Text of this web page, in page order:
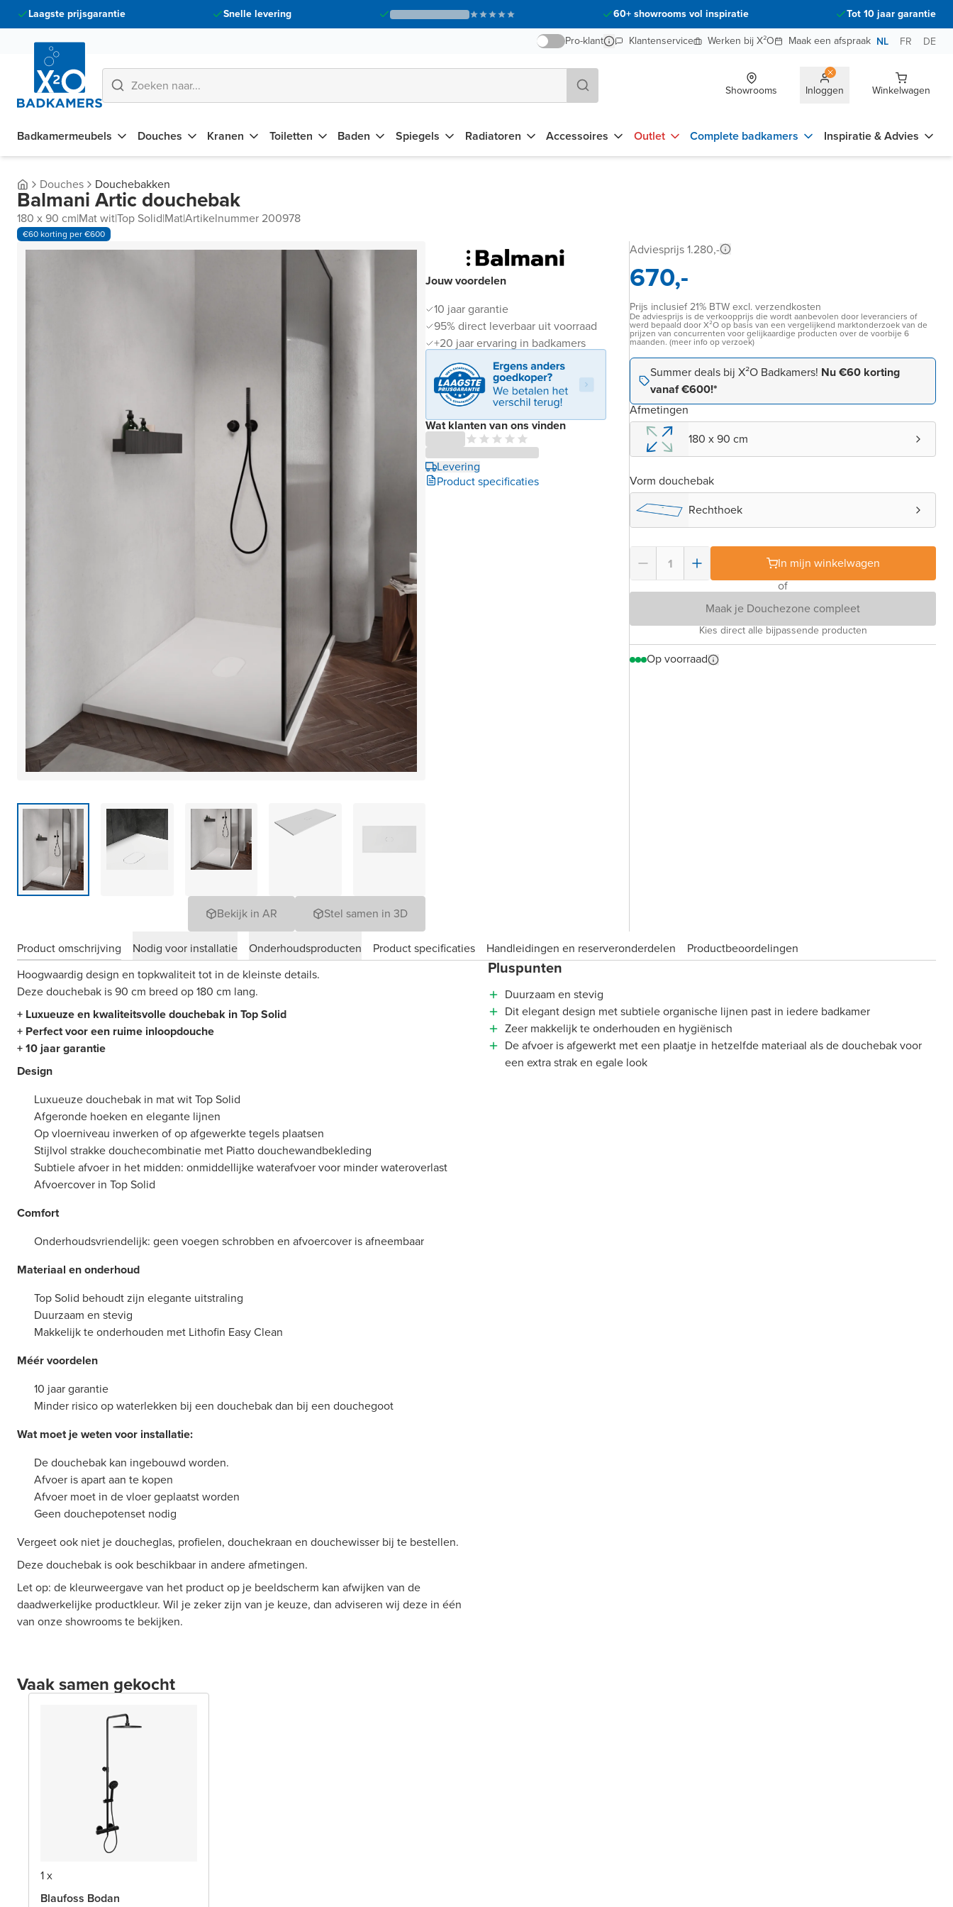
Laagste prijsgarantie Snelle levering 60+ showrooms vol inspiratie
Tot 10 jaar garantie
Pro-klant
Klantenservice Werken bij X²O Maak een afspraak NL FR DE
Showrooms Inloggen Winkelwagen
Badkamermeubels Douches Kranen Toiletten Baden Spiegels Radiatoren Accessoires Outlet Complete badkamers Inspiratie & Advies
Douches Douchebakken
Balmani Artic douchebak
180 x 90 cm|Mat wit|Top Solid|Mat|Artikelnummer 200978
€60 korting per €600
Bekijk in AR Stel samen in 3D
Jouw voordelen
10 jaar garantie
95% direct leverbaar uit voorraad
+20 jaar ervaring in badkamers
Wat klanten van ons vinden
Levering
Product specificaties
Adviesprijs 1.280,-
670,-
Prijs inclusief 21% BTW excl. verzendkosten
De adviesprijs is de verkoopprijs die wordt aanbevolen door leveranciers of
werd bepaald door X²O op basis van een vergelijkend marktonderzoek van de
prijzen van concurrenten voor gelijkaardige producten over de voorbije 6
maanden. (meer info op verzoek)
Summer deals bij X²O Badkamers! Nu €60 korting
vanaf €600!*
Afmetingen
180 x 90 cm
Vorm douchebak
Rechthoek
In mijn winkelwagen
of
Maak je Douchezone compleet
Kies direct alle bijpassende producten
Op voorraad
Product omschrijving Nodig voor installatie Onderhoudsproducten Product specificaties Handleidingen en reserveronderdelen
Product­beoordelingen
Hoogwaardig design en topkwaliteit tot in de kleinste details.
Deze douchebak is 90 cm breed op 180 cm lang.
+ Luxueuze en kwaliteitsvolle douchebak in Top Solid
+ Perfect voor een ruime inloopdouche
+ 10 jaar garantie
Design
Luxueuze douchebak in mat wit Top Solid
Afgeronde hoeken en elegante lijnen
Op vloerniveau inwerken of op afgewerkte tegels plaatsen
Stijlvol strakke douchecombinatie met Piatto douchewandbekleding
Subtiele afvoer in het midden: onmiddellijke waterafvoer voor minder wateroverlast
Afvoercover in Top Solid
Comfort
Onderhoudsvriendelijk: geen voegen schrobben en afvoercover is afneembaar
Materiaal en onderhoud
Top Solid behoudt zijn elegante uitstraling
Duurzaam en stevig
Makkelijk te onderhouden met Lithofin Easy Clean
Méér voordelen
10 jaar garantie
Minder risico op waterlekken bij een douchebak dan bij een douchegoot
Wat moet je weten voor installatie:
De douchebak kan ingebouwd worden.
Afvoer is apart aan te kopen
Afvoer moet in de vloer geplaatst worden
Geen douchepotenset nodig
Vergeet ook niet je doucheglas, profielen, douchekraan en douchewisser bij te bestellen.
Deze douchebak is ook beschikbaar in andere afmetingen.
Let op: de kleurweergave van het product op je beeldscherm kan afwijken van de
daadwerkelijke productkleur. Wil je zeker zijn van je keuze, dan adviseren wij deze in één
van onze showrooms te bekijken.
Pluspunten
Duurzaam en stevig
Dit elegant design met subtiele organische lijnen past in iedere badkamer
Zeer makkelijk te onderhouden en hygiënisch
De afvoer is afgewerkt met een plaatje in hetzelfde materiaal als de douchebak voor
een extra strak en egale look
Vaak samen gekocht
1 x
Blaufoss Bodan